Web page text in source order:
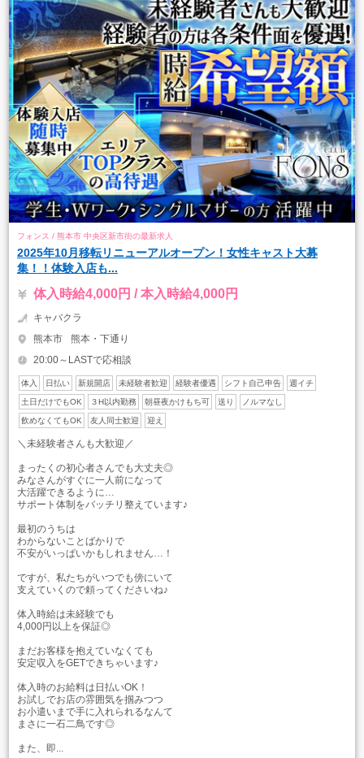
フォンス / 熊本市 中央区新市街の最新求人
2025年10月移転リニューアルオープン！女性キャスト大募
集！！体験入店も...
体入時給4,000円 / 本入時給4,000円
キャバクラ
熊本市
熊本・下通り
20:00～LASTで応相談
体入 日払い 新規開店 未経験者歓迎 経験者優遇 シフト自己申告 週イチ
土日だけでもOK ３H以内勤務 朝昼夜かけもち可 送り ノルマなし
飲めなくてもOK 友人同士歓迎 迎え
＼未経験者さんも大歓迎／
まったくの初心者さんでも大丈夫◎
みなさんがすぐに一人前になって
大活躍できるように…
サポート体制をバッチリ整えています♪
最初のうちは
わからないことばかりで
不安がいっぱいかもしれません…！
ですが、私たちがいつでも傍にいて
支えていくので頼ってくださいね♪
体入時給は未経験でも
4,000円以上を保証◎
まだお客様を抱えていなくても
安定収入をGETできちゃいます♪
体入時のお給料は日払いOK！
お試しでお店の雰囲気を掴みつつ
お小遣いまで手に入れられるなんて
まさに一石二鳥です◎
また、即...